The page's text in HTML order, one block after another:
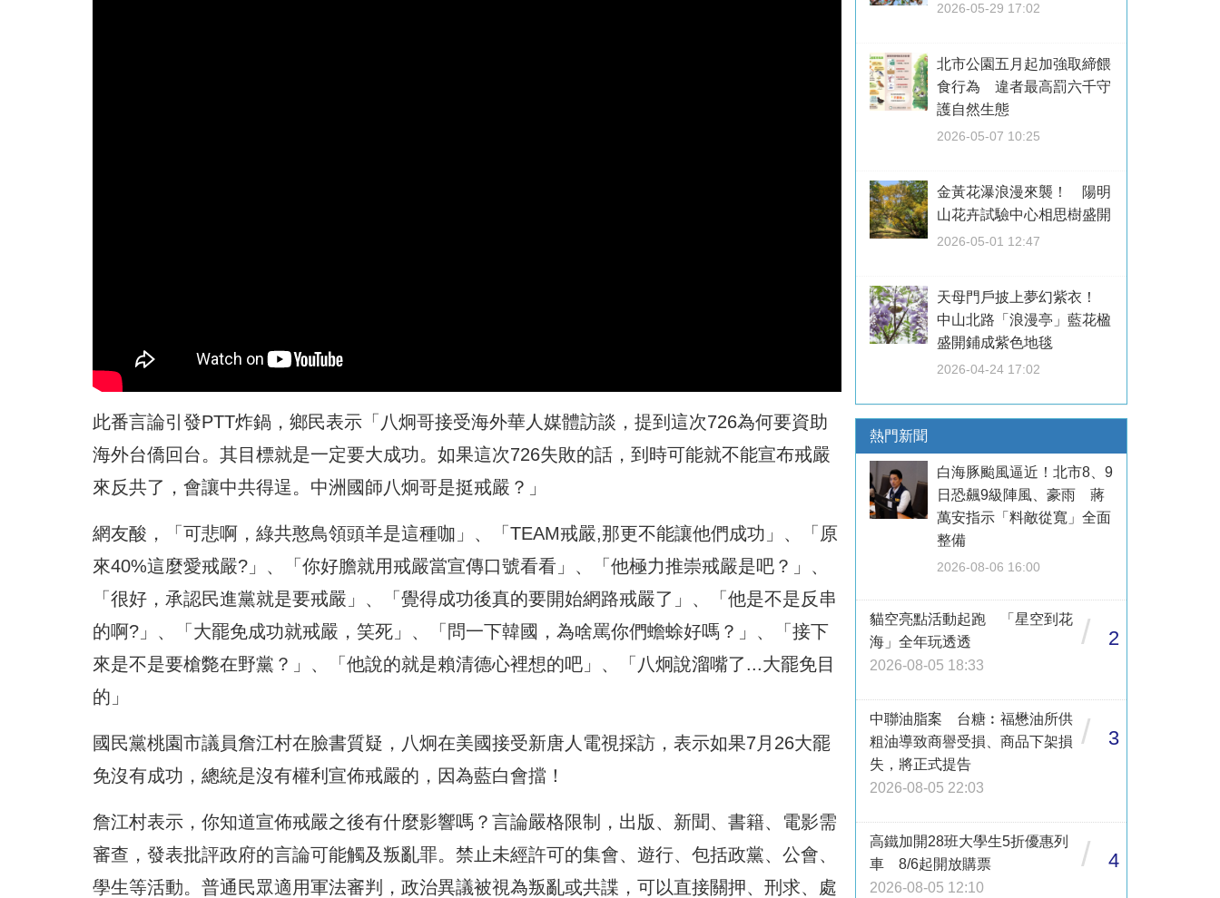
此番言論引發PTT炸鍋，鄉民表示「八炯哥接受海外華人媒體訪談，提到這次726為何要資助
海外台僑回台。其目標就是一定要大成功。如果這次726失敗的話，到時可能就不能宣布戒嚴
來反共了，會讓中共得逞。中洲國師八炯哥是挺戒嚴？」
網友酸，「可悲啊，綠共憨鳥領頭羊是這種咖」、「TEAM戒嚴,那更不能讓他們成功」、「原
來40%這麼愛戒嚴?」、「你好膽就用戒嚴當宣傳口號看看」、「他極力推崇戒嚴是吧？」、
「很好，承認民進黨就是要戒嚴」、「覺得成功後真的要開始網路戒嚴了」、「他是不是反串
的啊?」、「大罷免成功就戒嚴，笑死」、「問一下韓國，為啥罵你們蟾蜍好嗎？」、「接下
來是不是要槍斃在野黨？」、「他說的就是賴清德心裡想的吧」、「八炯說溜嘴了...大罷免目
的」
國民黨桃園市議員詹江村在臉書質疑，八炯在美國接受新唐人電視採訪，表示如果7月26大罷
免沒有成功，總統是沒有權利宣佈戒嚴的，因為藍白會擋！
詹江村表示，你知道宣佈戒嚴之後有什麼影響嗎？言論嚴格限制，出版、新聞、書籍、電影需
審查，發表批評政府的言論可能觸及叛亂罪。禁止未經許可的集會、遊行、包括政黨、公會、
學生等活動。普通民眾適用軍法審判，政治異議被視為叛亂或共諜，可以直接關押、刑求、處
2026-05-29 17:02
北市公園五月起加強取締餵
食行為 違者最高罰六千守
護自然生態
2026-05-07 10:25
金黃花瀑浪漫來襲！ 陽明
山花卉試驗中心相思樹盛開
2026-05-01 12:47
天母門戶披上夢幻紫衣！
中山北路「浪漫亭」藍花楹
盛開鋪成紫色地毯
2026-04-24 17:02
熱門新聞
白海豚颱風逼近！北市8、9
日恐飆9級陣風、豪雨 蔣
萬安指示「料敵從寬」全面
整備
2026-08-06 16:00
貓空亮點活動起跑 「星空到花
海」全年玩透透
2026-08-05 18:33
/ 2
中聯油脂案 台糖︰福懋油所供
粗油導致商譽受損、商品下架損
失，將正式提告
2026-08-05 22:03
/ 3
高鐵加開28班大學生5折優惠列
車 8/6起開放購票
2026-08-05 12:10
/ 4